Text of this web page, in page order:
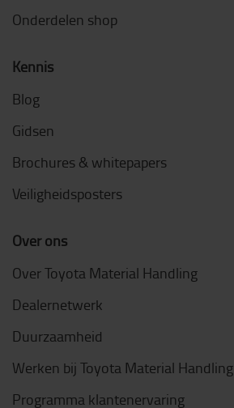
Onderdelen shop
Kennis
Blog
Gidsen
Brochures & whitepapers
Veiligheidsposters
Over ons
Over Toyota Material Handling
Dealernetwerk
Duurzaamheid
Werken bij Toyota Material Handling
Programma klantenervaring